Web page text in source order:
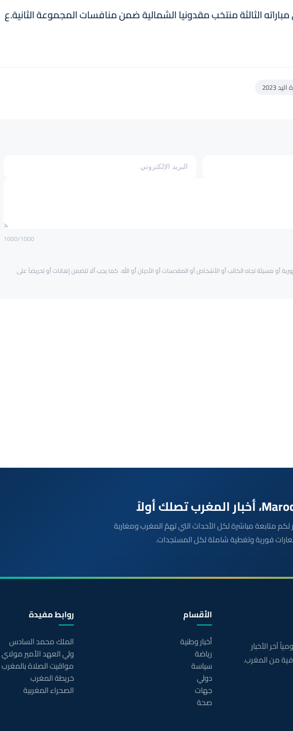
الثالثة منتخب مقدونيا الشمالية ضمن منافسات المجموعة الثانية.ع
2023
1000/1000
أو مسيئة تجاه الكاتب أو الأشخاص أو المقدسات أو الأديان أو الله. كما يجب ألا تتضمن إهانات أو تحريضاً على
المغرب 24 يوفّر لكم متابعة مباشرة لكل الأحداث التي تهمّ المغرب ومغاربة
فورية وتغطية شاملة لكل المستجدات.
آخر الأخبار
من المغرب.
الأقسام
أخبار وطنية
رياضة
سياسة
دولي
جهات
صحة
روابط مفيدة
الملك محمد السادس
ولي العهد الأمير
مواقيت الصلاة بالمغرب
خريطة المغرب
الصحراء المغربية